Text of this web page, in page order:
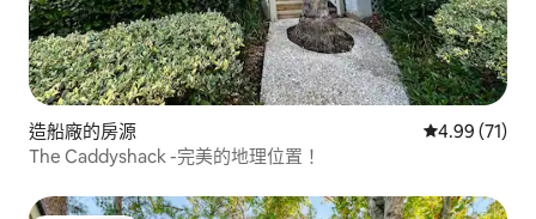
造船廠的房源 從 71 則評價
4.99 (71)
The Caddyshack -完美的地理位置！